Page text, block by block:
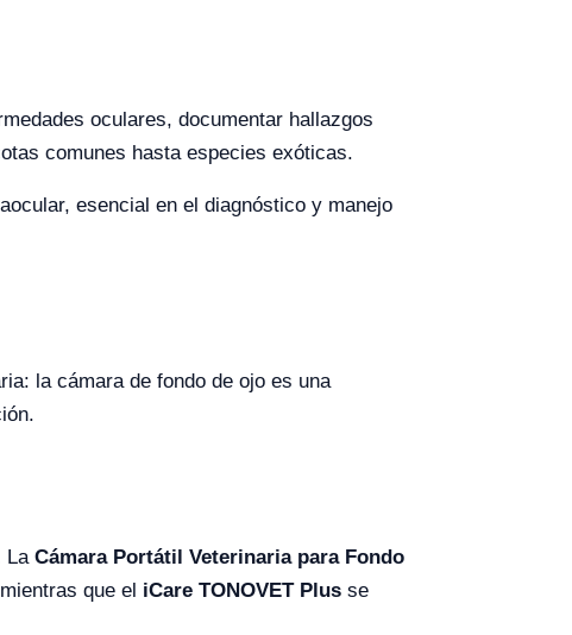
oculares, documentar hallazgos
comunes hasta especies exóticas.
esencial en el diagnóstico y manejo
la cámara de fondo de ojo es una
La Cámara Portátil Veterinaria para Fondo
que el iCare TONOVET Plus se